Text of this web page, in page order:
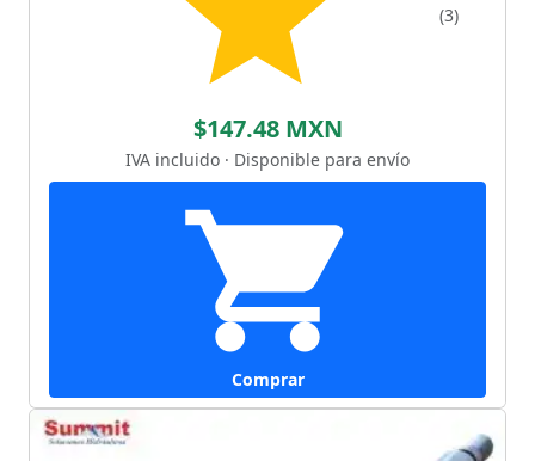
(3)
$147.48 MXN
IVA incluido · Disponible para envío
Comprar